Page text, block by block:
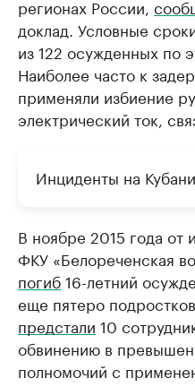
регионах России,
доклад. Условные
из 122 осужденных по
Наиболее часто к
применяли избиение
электрический ток,
Инциденты на Кубани
В ноябре 2015 года от
ФКУ «Белореченская
погиб16-летний
еще пятеро
предстали 10
обвинению в
полномочий с